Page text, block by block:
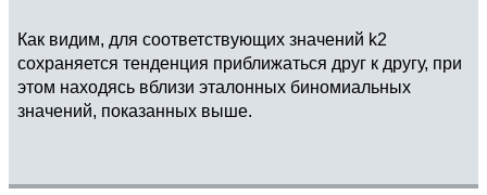
Как видим, для соответствующих значений k2
сохраняется тенденция приближаться друг к другу, при
этом находясь вблизи эталонных биномиальных
значений, показанных выше.